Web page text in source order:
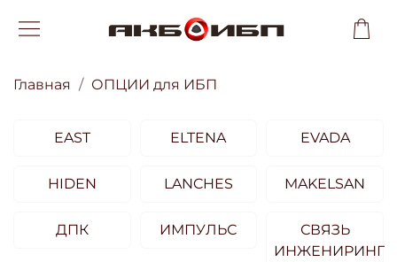
Главная ОПЦИИ для ИБП
EAST ELTENA EVADA
HIDEN LANCHES MAKELSAN
ДПК ИМПУЛЬС
СВЯЗЬ
ИНЖЕНИРИНГ